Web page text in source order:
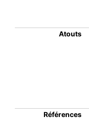
Atouts
Références